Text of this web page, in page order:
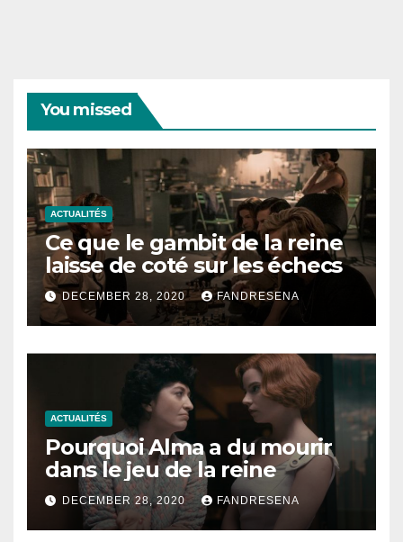
You missed
ACTUALITÉS
Ce que le gambit de la reine
laisse de coté sur les échecs
DECEMBER 28, 2020 FANDRESENA
ACTUALITÉS
Pourquoi Alma a du mourir
dans le jeu de la reine
DECEMBER 28, 2020 FANDRESENA